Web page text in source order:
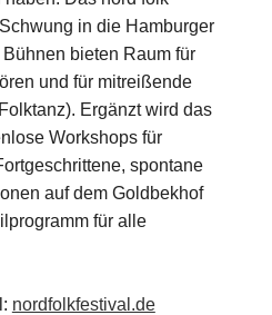
in die Hamburger
bieten Raum für
und für mitreißende
Ergänzt wird das
Workshops für
spontane
auf dem Goldbekhof
für alle
nordfolkfestival.de